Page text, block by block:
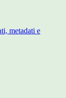
metadati e